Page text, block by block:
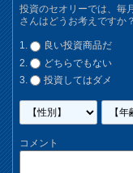
投資のセオリーでは、毎
さんはどうお考えですか？
良い投資商品だ
どちらでもない
投資してはダメ
コメント